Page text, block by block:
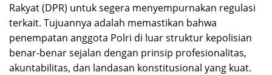
Rakyat (DPR) untuk segera menyempurnakan regulasi
terkait. Tujuannya adalah memastikan bahwa
penempatan anggota Polri di luar struktur kepolisian
benar-benar sejalan dengan prinsip profesionalitas,
akuntabilitas, dan landasan konstitusional yang kuat.